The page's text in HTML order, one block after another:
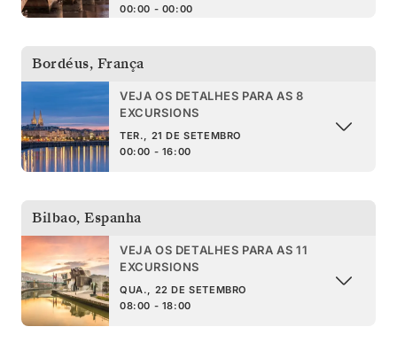
00:00 - 00:00
Bordéus, França
VEJA OS DETALHES PARA AS 8
EXCURSIONS
TER., 21 DE SETEMBRO
00:00 - 16:00
Bilbao, Espanha
VEJA OS DETALHES PARA AS 11
EXCURSIONS
QUA., 22 DE SETEMBRO
08:00 - 18:00